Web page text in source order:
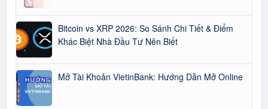
Bitcoin vs XRP 2026: So Sánh Chi Tiết & Điểm
Khác Biệt Nhà Đầu Tư Nên Biết
Mở Tài Khoản VietinBank: Hướng Dẫn Mở Online